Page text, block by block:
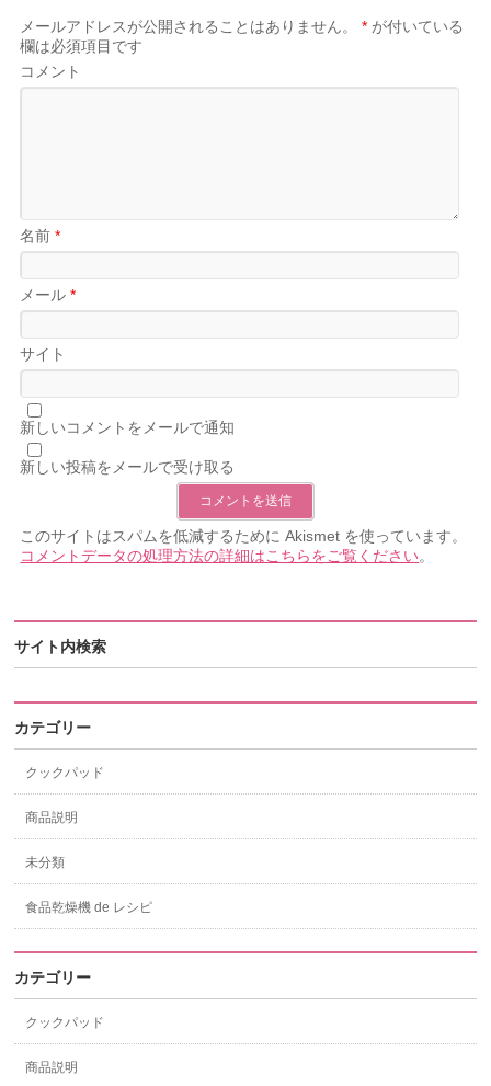
メールアドレスが公開されることはありません。 * が付いている
欄は必須項目です
コメント
名前*
メール*
サイト
新しいコメントをメールで通知
新しい投稿をメールで受け取る
このサイトはスパムを低減するために Akismet を使っています。
コメントデータの処理方法の詳細はこちらをご覧ください。
サイト内検索
カテゴリー
クックパッド
商品説明
未分類
食品乾燥機 de レシピ
カテゴリー
クックパッド
商品説明